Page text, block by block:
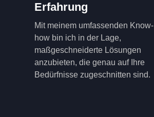
Erfahrung
Mit meinem umfassenden Know-
how bin ich in der Lage,
maßgeschneiderte Lösungen
anzubieten, die genau auf Ihre
Bedürfnisse zugeschnitten sind.